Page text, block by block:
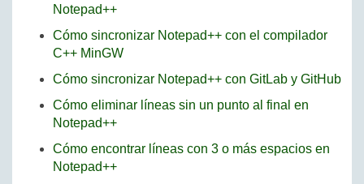
Notepad++
Cómo sincronizar Notepad++ con el compilador
C++ MinGW
Cómo sincronizar Notepad++ con GitLab y GitHub
Cómo eliminar líneas sin un punto al final en
Notepad++
Cómo encontrar líneas con 3 o más espacios en
Notepad++